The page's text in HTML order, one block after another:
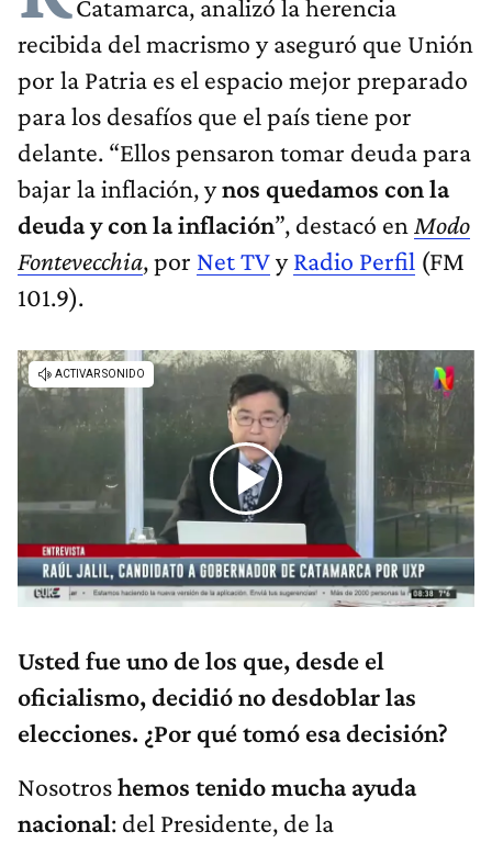
Catamarca, analizó la herencia
recibida del macrismo y aseguró que Unión
por la Patria es el espacio mejor preparado
para los desafíos que el país tiene por
delante. “Ellos pensaron tomar deuda para
bajar la inflación, ynos quedamos con la
deuda y con la inflación”, destacó en Modo
Fontevecchia, por Net TVyRadio Perfil (FM
101.9).
Usted fue uno de los que, desde el
oficialismo, decidió no desdoblar las
elecciones. ¿Por qué tomó esa decisión?
Nosotroshemos tenido mucha ayuda
nacional: del Presidente, de la